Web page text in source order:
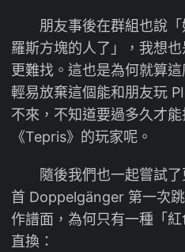
朋友事後在群組也說「
羅斯方塊的人了」，我想
更難找。這也是為何就算
輕易放棄這個能和朋友玩
不來，不知道要過多久才
《Tepris》的玩家呢。
隨後我們也一起嘗試了
首 Doppelgänger 第一次
作譜面，為何只有一種「
直換：